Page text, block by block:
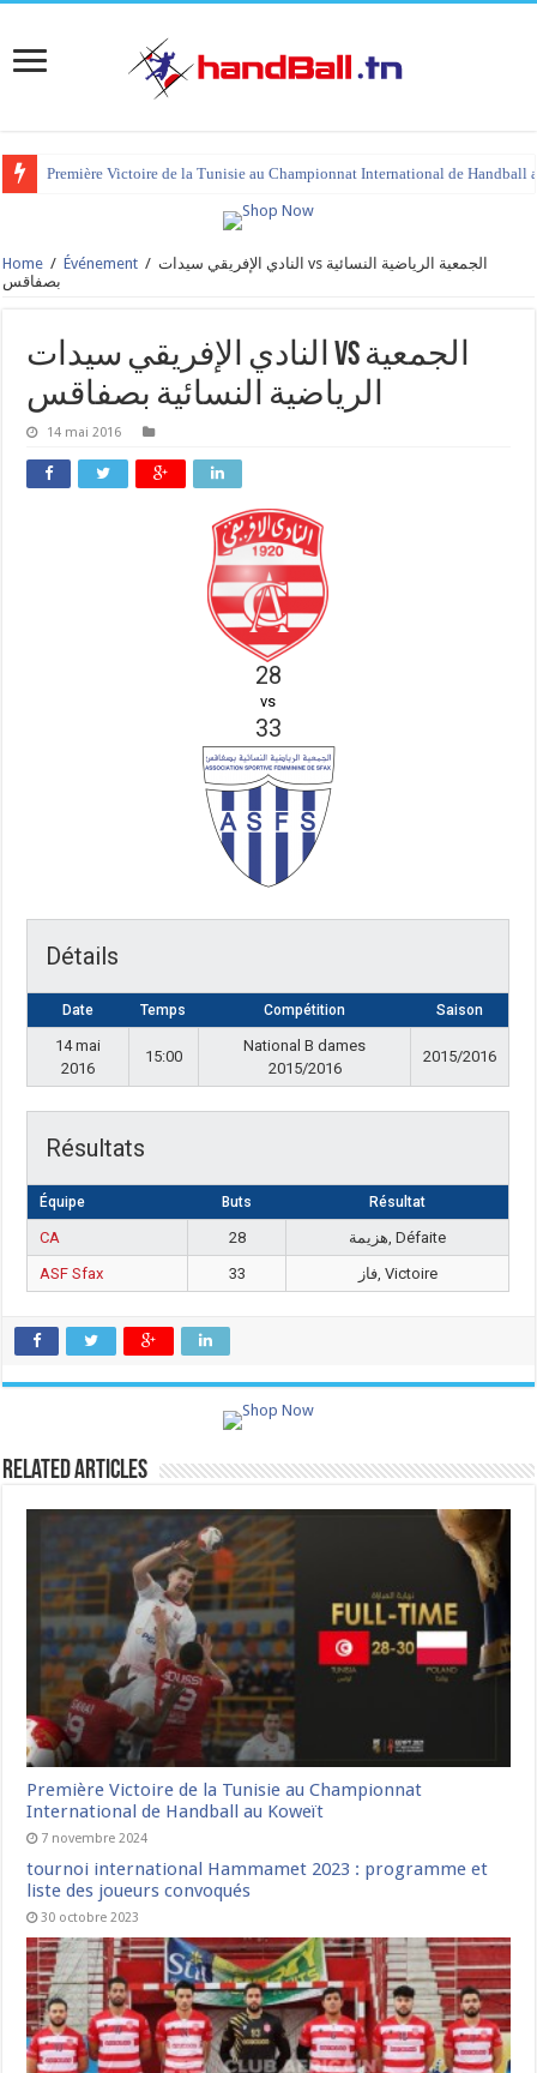
Première Victoire de la Tunisie au Championnat International de Handball
Home / Événement / النادي الإفريقي سيدات vs الجمعية الرياضية النسائية
بصفاقس
النادي الإفريقي سيدات vs الجمعية
الرياضية النسائية بصفاقس
14 mai 2016
28
vs
33
Détails
Date Temps Compétition Saison
14 mai
2016
15:00
National B dames
2015/2016
2015/2016
Résultats
Équipe Buts Résultat
CA 28
هزيمة, Défaite
ASF Sfax
33 فاز, Victoire
Related Articles
Première Victoire de la Tunisie au Championnat
International de Handball au Koweït
7 novembre 2024
tournoi international Hammamet 2023 : programme et
liste des joueurs convoqués
30 octobre 2023